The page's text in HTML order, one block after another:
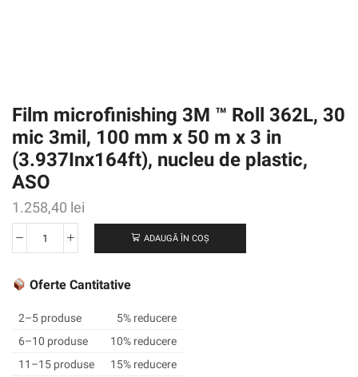
Film microfinishing 3M ™ Roll 362L, 30
mic 3mil, 100 mm x 50 m x 3 in
(3.937Inx164ft), nucleu de plastic,
ASO
1.258,40 lei
Cantitate
microfinishing
™
362L,
30
ADAUGĂ ÎN COȘ
Oferte Cantitative
2–5 produse
5% reducere
6–10 produse
10% reducere
11–15 produse
15% reducere